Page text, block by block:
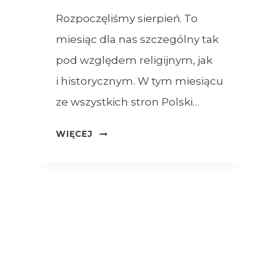
Rozpoczęliśmy sierpień. To
miesiąc dla nas szczególny tak
pod względem religijnym, jak
i historycznym. W tym miesiącu
ze wszystkich stron Polski…
WIĘCEJ
OGŁOSZENIA